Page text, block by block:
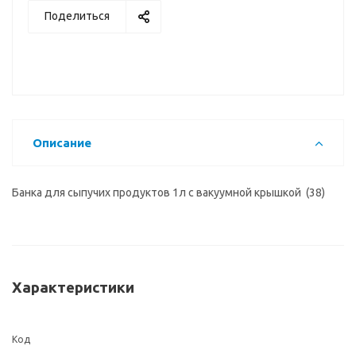
Поделиться
Описание
Банка для сыпучих продуктов 1л с вакуумной крышкой (38)
Характеристики
Код